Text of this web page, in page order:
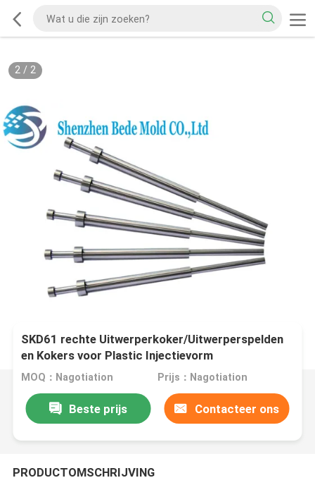
2/ 2
SKD61 rechte Uitwerperkoker/Uitwerperspelden
en Kokers voor Plastic Injectievorm
MOQ：Nagotiation Prijs：Nagotiation
Beste prijs Contacteer ons
PRODUCTOMSCHRIJVING